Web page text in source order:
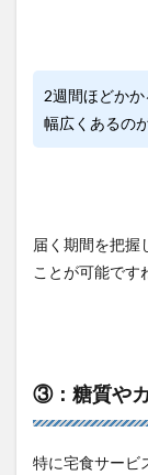
2週間ほどか
幅広くあるの
届く期間を把握
ことが可能です
③：糖質や
特に宅食サービ